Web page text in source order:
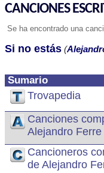
CANCIONES
Se ha encontrado una
Sumario
Trovapedia
Canciones
Alejandro Ferre
Cancioneros
de Alejandro
Si no estás (